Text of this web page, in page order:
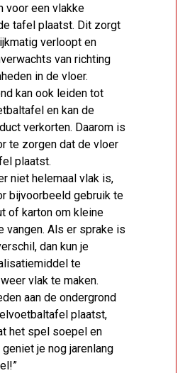
voor een vlakke
tafel plaatst. Dit zorgt
verloopt en
van richting
in de vloer.
kan ook leiden tot
en kan de
verkorten. Daarom is
te zorgen dat de vloer
plaatst.
niet helemaal vlak is,
bijvoorbeeld gebruik te
of karton om kleine
vangen. Als er sprake is
dan kun je
te
vlak te maken.
aan de ondergrond
plaatst,
het spel soepel en
je nog jarenlang